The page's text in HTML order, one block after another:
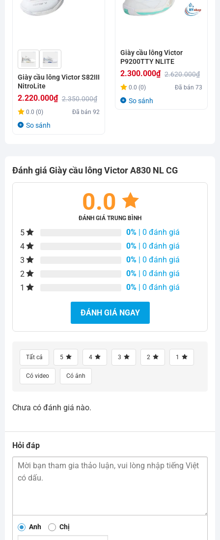
Giày cầu lông Victor S82III
NitroLite
2.350.000₫
Giá
gốc
2.220.000₫
Giá
hiện
0.0 (0) Đã bán92
So sánh
Giày cầu lông Victor
P9200TTY NLITE
2.620.000₫
Giá
gốc
2.300.000₫
Giá
hiện
0.0 (0) Đã bán73
So sánh
Đánh giá Giày cầu lông Victor A830 NL CG
0.0
ĐÁNH GIÁ TRUNG BÌNH
5 0% | 0 đánh giá
4
0% | 0 đánh giá
3
0% | 0 đánh giá
2
0% | 0 đánh giá
1
0% | 0 đánh giá
ĐÁNH GIÁ NGAY
Tất cả 5 4 3 2 1
Có video Có ảnh
Chưa có đánh giá nào.
Hỏi đáp
Anh Chị